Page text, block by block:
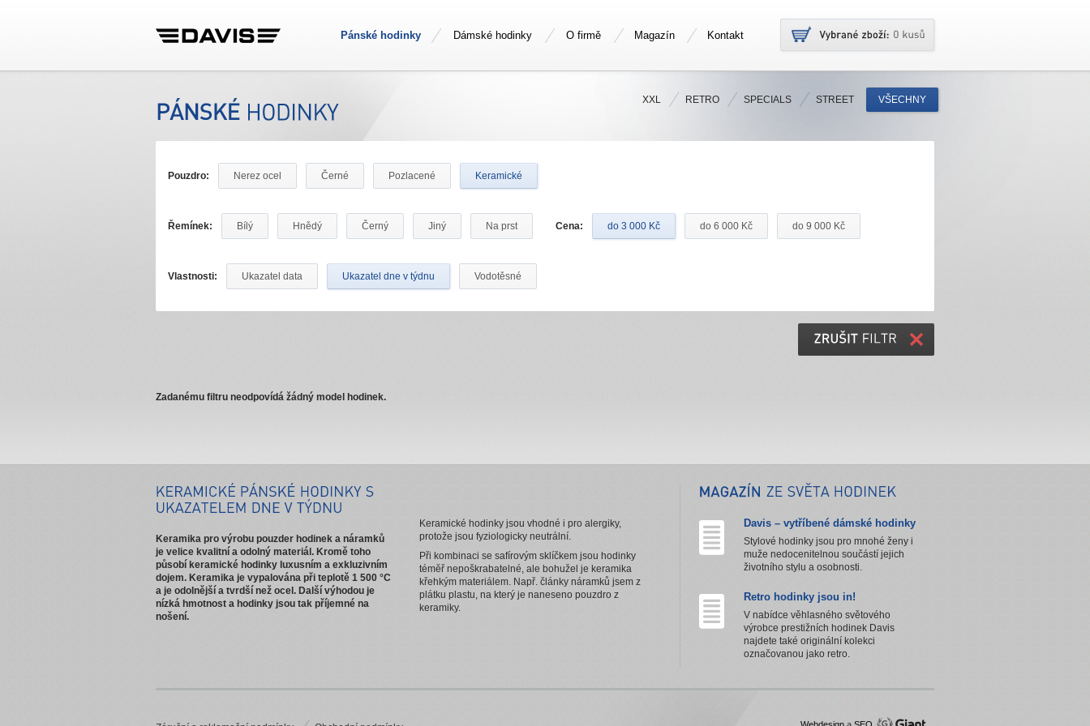
Pánské hodinky Dámské hodinky O firmě Magazín Kontakt
Pouzdro: Nerez ocel Černé Pozlacené Keramické
Řemínek: Bílý Hnědý Černý Jiný Na prst Cena: do 3 000 Kč do 6 000 Kč do 9 000 Kč
Vlastnosti: Ukazatel data Ukazatel dne v týdnu Vodotěsné
Zadanému filtru neodpovídá žádný model hodinek.
XXL RETRO SPECIALS STREET VŠECHNY
Keramika pro výrobu pouzder hodinek a náramků
je velice kvalitní a odolný materiál. Kromě toho
působí keramické hodinky luxusním a exkluzivním
dojem. Keramika je vypalována při teplotě 1 500 °C
a je odolnější a tvrdší než ocel. Další výhodou je
nízká hmotnost a hodinky jsou tak příjemné na
nošení.
Keramické hodinky jsou vhodné i pro alergiky,
protože jsou fyziologicky neutrální.
Při kombinaci se safírovým sklíčkem jsou hodinky
téměř nepoškrabatelné, ale bohužel je keramika
křehkým materiálem. Např. články náramků jsem z
plátku plastu, na který je naneseno pouzdro z
keramiky.
Davis – vytříbené dámské hodinky
Stylové hodinky jsou pro mnohé ženy i
muže nedocenitelnou součástí jejich
životního stylu a osobnosti.
Retro hodinky jsou in!
V nabídce věhlasného světového
výrobce prestižních hodinek Davis
najdete také originální kolekci
označovanou jako retro.